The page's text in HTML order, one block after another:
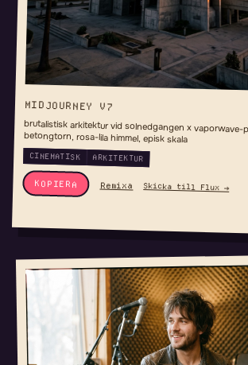
MIDJOURNEY V7
brutalistisk arkitektur vid solnedgangen x vaporwave-
betongtorn, rosa-lila himmel, episk skala
CINEMATISK ARKITEKTUR
KOPIERA Remixa Skicka till Flux →